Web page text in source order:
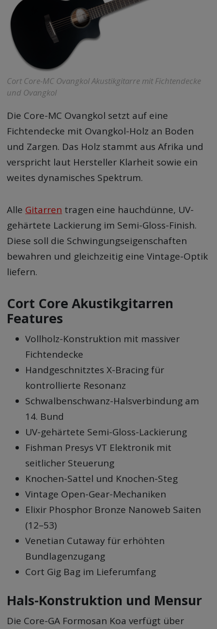
Cort Core-MC Ovangkol Akustikgitarre mit Fichtendecke
und Ovangkol
Die Core-MC Ovangkol setzt auf eine
Fichtendecke mit Ovangkol-Holz an Boden
und Zargen. Das Holz stammt aus Afrika und
verspricht laut Hersteller Klarheit sowie ein
weites dynamisches Spektrum.
Alle Gitarren tragen eine hauchdünne, UV-
gehärtete Lackierung im Semi-Gloss-Finish.
Diese soll die Schwingungseigenschaften
bewahren und gleichzeitig eine Vintage-Optik
liefern.
Cort Core Akustikgitarren
Features
Vollholz-Konstruktion mit massiver
Fichtendecke
Handgeschnitztes X-Bracing für
kontrollierte Resonanz
Schwalbenschwanz-Halsverbindung am
14. Bund
UV-gehärtete Semi-Gloss-Lackierung
Fishman Presys VT Elektronik mit
seitlicher Steuerung
Knochen-Sattel und Knochen-Steg
Vintage Open-Gear-Mechaniken
Elixir Phosphor Bronze Nanoweb Saiten
(12–53)
Venetian Cutaway für erhöhten
Bundlagenzugang
Cort Gig Bag im Lieferumfang
Hals-Konstruktion und Mensur
Die Core-GA Formosan Koa verfügt über